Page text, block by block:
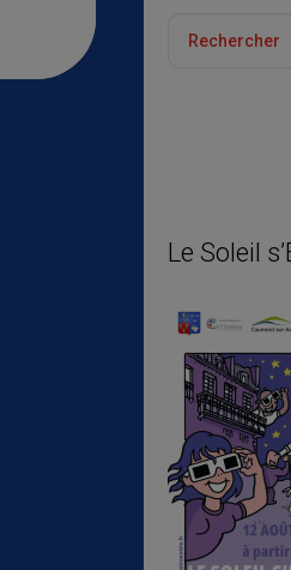
Le Soleil